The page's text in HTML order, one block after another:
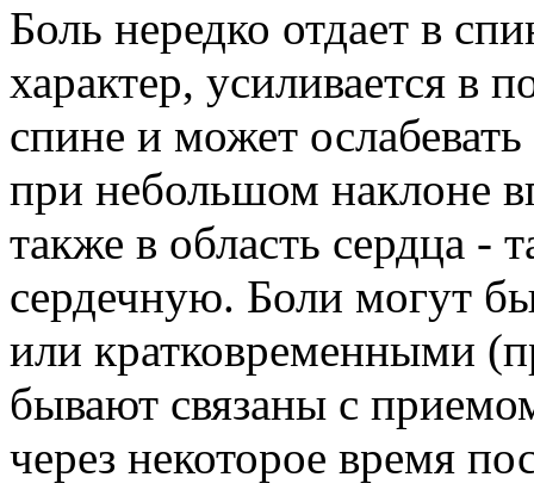
Боль нередко отдает в
характер, усиливается в
спине и может
при небольшом наклоне
также в область сердца -
сердечную. Боли могут
или кратковременными
бывают связаны с
через некоторое время